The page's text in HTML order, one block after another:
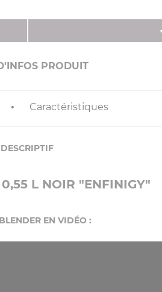
PRODUIT
Caractéristiques
DESCRIPTIF
L NOIR "ENFINIGY"
EN VIDÉO :